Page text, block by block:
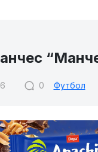
0 Футбол